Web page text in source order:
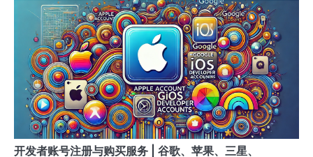
开发者账号注册与购买服务 | 谷歌、苹果、三星、